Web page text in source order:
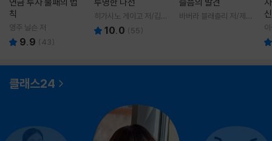
칙
영주 닐슨 저
9.9 (43)
히가시노 게이고 저/김선
영 역10.0 (55)
바버라 블래츨리 저/제효
클래스24